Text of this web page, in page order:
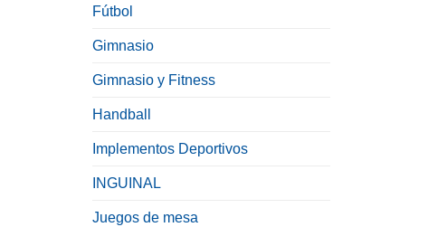
Fútbol
Gimnasio
Gimnasio y Fitness
Handball
Implementos Deportivos
INGUINAL
Juegos de mesa